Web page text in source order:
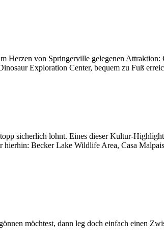
Herzen von Springerville gelegenen
Exploration Center, bequem zu Fuß
sicherlich lohnt. Eines dieser Kultur-
Becker Lake Wildlife Area, Casa
möchtest, dann leg doch einfach einen